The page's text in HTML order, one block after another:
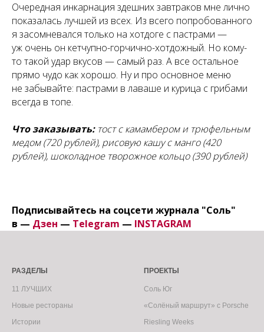
Очередная инкарнация здешних завтраков мне лично
показалась лучшей из всех. Из всего попробованного
я засомневался только на хотдоге с пастрами —
уж очень он кетчупно-горчично-хотдожный. Но кому-
то такой удар вкусов — самый раз. А все остальное
прямо чудо как хорошо. Ну и про основное меню
не забывайте: пастрами в лаваше и курица с грибами
всегда в топе.
Что заказывать:тост с камамбером и трюфельным
медом (720 рублей), рисовую кашу с манго (420
рублей), шоколадное творожное кольцо (390 рублей)
Подписывайтесь на соцсети журнала "Соль"
в — Дзен — Telegram — INSTAGRAM
РАЗДЕЛЫ
11 ЛУЧШИХ
Новые рестораны
Истории
ПРОЕКТЫ
Соль Юг
«Солёный маршрут» с Porsche
Riesling Weeks